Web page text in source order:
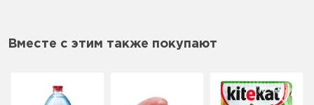
Вместе с этим также покупают